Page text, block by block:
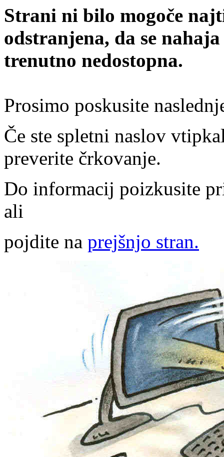
Strani ni bilo mogoče
odstranjena, da se
trenutno nedostopna.
Prosimo poskusite
Če ste spletni naslov
preverite črkovanje.
Do informacij poizkusite
ali
pojdite na prejšnjo stran.